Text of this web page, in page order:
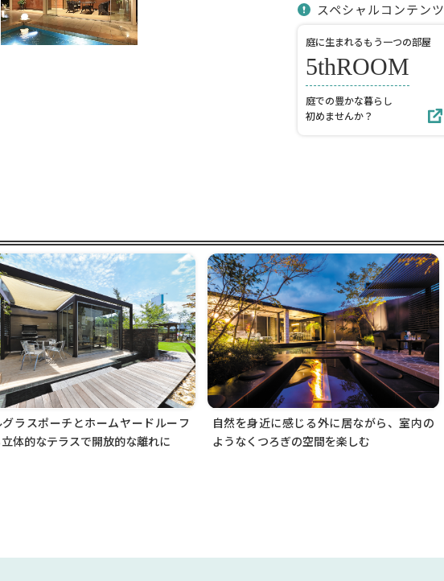
スペシャルコンテンツ
庭に生まれるもう一つの部屋
5thROOM
庭での豊かな暮らし
初めませんか？
グラスポーチとホームヤードルーフ
体的なテラスで開放的な離れに
自然を身近に感じる外に居ながら、室内の
ようなくつろぎの空間を楽しむ